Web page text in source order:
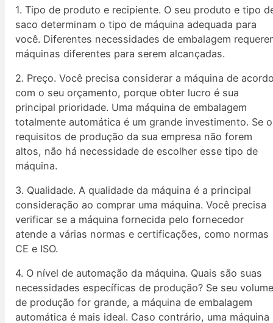
1. Tipo de produto e recipiente. O seu produto e tipo
saco determinam o tipo de máquina adequada para
você. Diferentes necessidades de embalagem
máquinas diferentes para serem alcançadas.
2. Preço. Você precisa considerar a máquina de
com o seu orçamento, porque obter lucro é sua
principal prioridade. Uma máquina de embalagem
totalmente automática é um grande investimento. Se
requisitos de produção da sua empresa não forem
altos, não há necessidade de escolher esse tipo de
máquina.
3. Qualidade. A qualidade da máquina é a principal
consideração ao comprar uma máquina. Você precisa
verificar se a máquina fornecida pelo fornecedor
atende a várias normas e certificações, como normas
CE e ISO.
4. O nível de automação da máquina. Quais são suas
necessidades específicas de produção? Se seu
de produção for grande, a máquina de embalagem
automática é mais ideal. Caso contrário, uma máquina